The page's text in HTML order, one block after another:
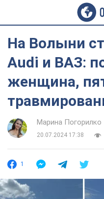
На Волыни
Audi и ВАЗ:
женщина,
Марина Погорилко
20.07.2024 17:38
1